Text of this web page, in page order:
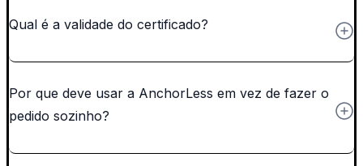
Qual é a validade do certificado?
Por que deve usar a AnchorLess em vez de fazer o
pedido sozinho?